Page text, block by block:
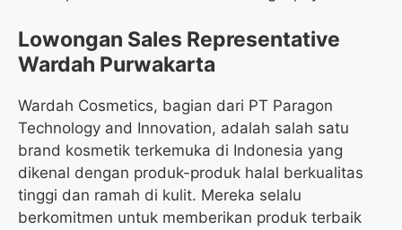
Lowongan Sales Representative
Wardah Purwakarta
Wardah Cosmetics, bagian dari PT Paragon
Technology and Innovation, adalah salah satu
brand kosmetik terkemuka di Indonesia yang
dikenal dengan produk-produk halal berkualitas
tinggi dan ramah di kulit. Mereka selalu
berkomitmen untuk memberikan produk terbaik